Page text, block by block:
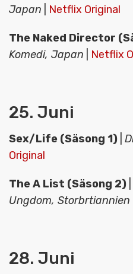
Japan
Netflix Original
The Naked Director
Komedi, Japan
Netflix
25. Juni
Sex/Life (Säsong 1)
Original
The A List (Säsong 2)
Ungdom, Storbrtiannien
28. Juni